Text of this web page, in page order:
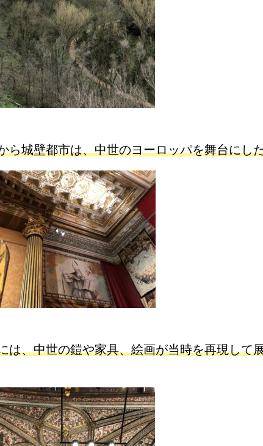
ら城壁都市は、中世のヨーロッパを舞台にし
は、中世の鎧や家具、絵画が当時を再現して